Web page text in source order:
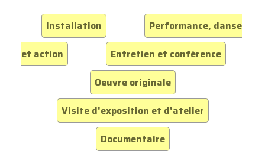
Installation
Performance, danse
et action
Entretien et conférence
Oeuvre originale
Visite d'exposition et d'atelier
Documentaire